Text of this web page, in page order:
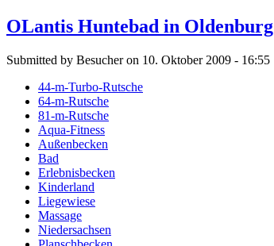
OLantis Huntebad in Oldenburg
Submitted by Besucher on 10. Oktober 2009 - 16:55
44-m-Turbo-Rutsche
64-m-Rutsche
81-m-Rutsche
Aqua-Fitness
Außenbecken
Bad
Erlebnisbecken
Kinderland
Liegewiese
Massage
Niedersachsen